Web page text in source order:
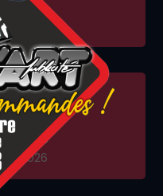
Mai
2026